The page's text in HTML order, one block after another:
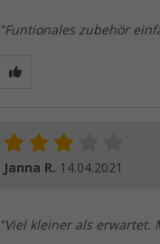
"Funtionales zubehör
Janna R. 14.04.2021
"Viel kleiner als erwartet.